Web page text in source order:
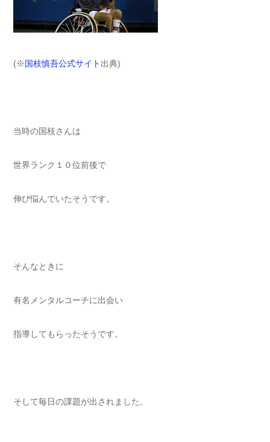
(※国枝慎吾公式サイト 出典)
当時の国枝さんは
世界ランク１０位前後で
伸び悩んでいたそうです。
そんなときに
有名メンタルコーチに出会い
指導してもらったそうです。
そして毎日の課題が出されました。